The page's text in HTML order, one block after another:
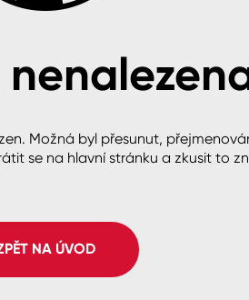
Možná byl přesunut,
se na hlavní stránku a zkusit to
NA ÚVOD